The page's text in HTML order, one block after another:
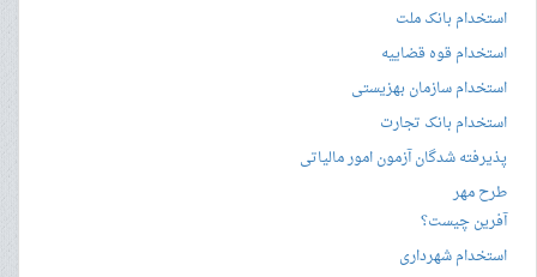
استخدام بانک ملت
استخدام قوه قضاییه
استخدام سازمان بهزیستی
استخدام بانک تجارت
پذیرفته شدگان آزمون امور مالیاتی
طرح مهر
آفرین چیست؟
استخدام شهرداری